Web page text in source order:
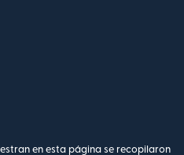
en esta página se recopilaron